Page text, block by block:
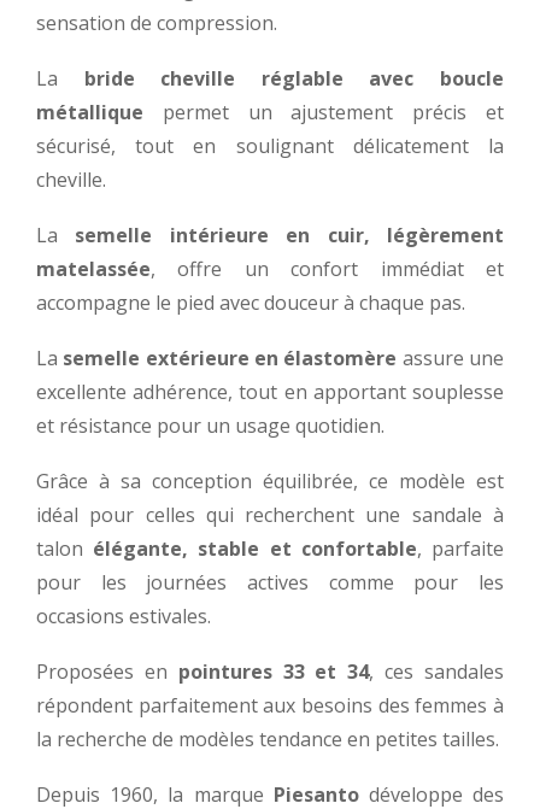
sensation de compression.
La bride cheville réglable avec boucle
métallique permet un ajustement précis et
sécurisé, tout en soulignant délicatement la
cheville.
La semelle intérieure en cuir, légèrement
matelassée, offre un confort immédiat et
accompagne le pied avec douceur à chaque pas.
La semelle extérieure en élastomère assure une
excellente adhérence, tout en apportant souplesse
et résistance pour un usage quotidien.
Grâce à sa conception équilibrée, ce modèle est
idéal pour celles qui recherchent une sandale à
talon élégante, stable et confortable, parfaite
pour les journées actives comme pour les
occasions estivales.
Proposées en pointures 33 et 34, ces sandales
répondent parfaitement aux besoins des femmes à
la recherche de modèles tendance en petites tailles.
Depuis 1960, la marque Piesantodéveloppe des